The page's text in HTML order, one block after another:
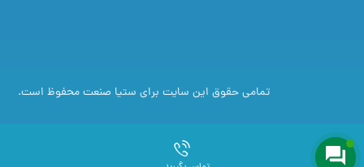
تمامی حقوق این سایت برای ستیا صنعت محفوظ است.